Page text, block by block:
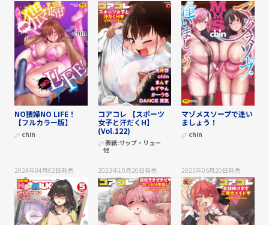
NO猥婦NO LIFE！
【フルカラー版】
chin
コアコレ 【スポーツ
女子と汗だくH】
(Vol.122)
表紙:サップ・リュー
他
マゾメスソープで逢い
ましょう！
chin
2024年04月02日発売 2023年10月20日発売 2023年06月20日発売